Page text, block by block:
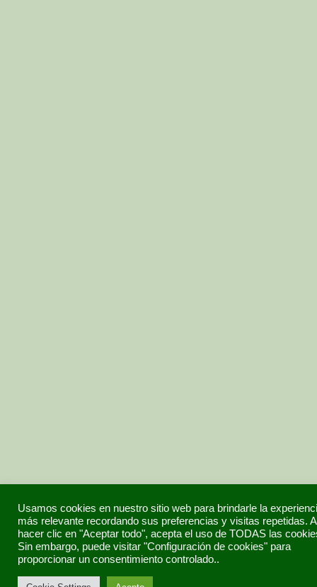
Usamos cookies en nuestro sitio web para brindarle la
más relevante recordando sus preferencias y visitas repetidas.
hacer clic en "Aceptar todo", acepta el uso de TODAS las
Sin embargo, puede visitar "Configuración de cookies" para
proporcionar un consentimiento controlado..